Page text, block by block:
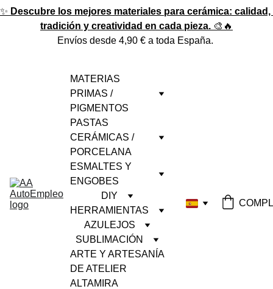
✨ Descubre los mejores materiales para cerámica: calidad,
tradición y creatividad en cada pieza. 🎨🔥
Envíos desde 4,90 € a toda España.
MATERIAS
PRIMAS /
PIGMENTOS
PASTAS
CERÁMICAS /
PORCELANA
ESMALTES Y
ENGOBES
DIY
HERRAMIENTAS
AZULEJOS
SUBLIMACIÓN
ARTE Y ARTESANÍA
DE ATELIER
ALTAMIRA